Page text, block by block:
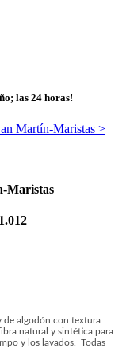
las 24 horas!
Martín-Maristas >
Maristas
de algodón con textura
natural y sintética para
y los lavados. Todas